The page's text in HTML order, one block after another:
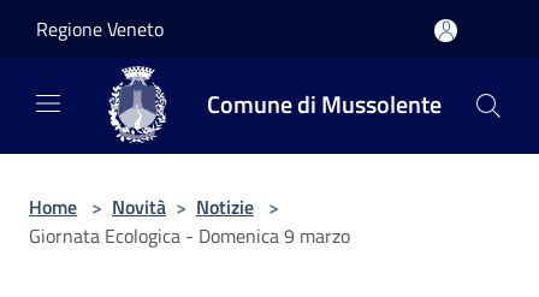
Regione Veneto
Comune di Mussolente
Home > Novità > Notizie >
Giornata Ecologica - Domenica 9 marzo